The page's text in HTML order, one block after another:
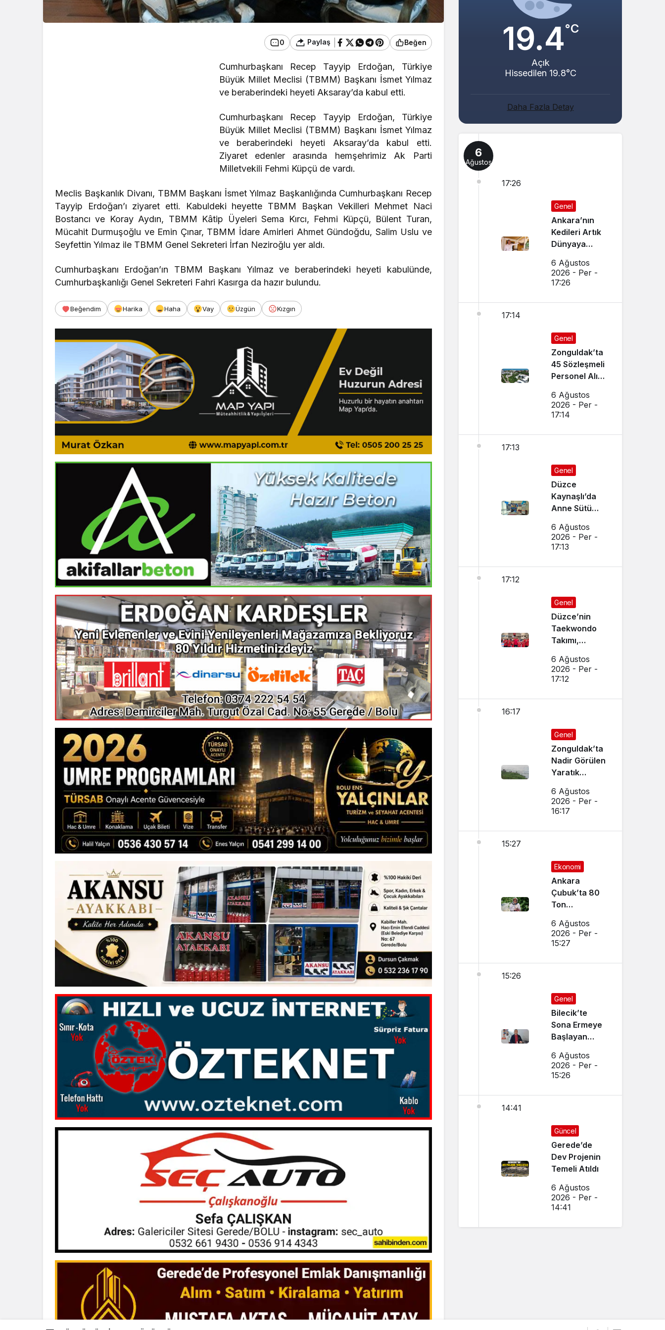
0 Paylaş Beğen
Cumhurbaşkanı Recep Tayyip Erdoğan, Türkiye
Büyük Millet Meclisi (TBMM) Başkanı İsmet Yılmaz
ve beraberindeki heyeti Aksaray’da kabul etti.
Cumhurbaşkanı Recep Tayyip Erdoğan, Türkiye
Büyük Millet Meclisi (TBMM) Başkanı İsmet Yılmaz
ve beraberindeki heyeti Aksaray’da kabul etti.
Ziyaret edenler arasında hemşehrimiz Ak Parti
Milletvekili Fehmi Küpçü de vardı.
Meclis Başkanlık Divanı, TBMM Başkanı İsmet Yılmaz Başkanlığında Cumhurbaşkanı Recep
Tayyip Erdoğan’ı ziyaret etti. Kabuldeki heyette TBMM Başkan Vekilleri Mehmet Naci
Bostancı ve Koray Aydın, TBMM Kâtip Üyeleri Sema Kırcı, Fehmi Küpçü, Bülent Turan,
Mücahit Durmuşoğlu ve Emin Çınar, TBMM İdare Amirleri Ahmet Gündoğdu, Salim Uslu ve
Seyfettin Yılmaz ile TBMM Genel Sekreteri İrfan Neziroğlu yer aldı.
Cumhurbaşkanı Erdoğan’ın TBMM Başkanı Yılmaz ve beraberindeki heyeti kabulünde,
Cumhurbaşkanlığı Genel Sekreteri Fahri Kasırga da hazır bulundu.
Beğendim Harika Haha Vay Üzgün Kızgın
19.4°C
Açık
Hissedilen 19.8°C
Daha Fazla Detay
6
Ağustos
17:26
Genel
Ankara’nın
Kedileri Artık
Dünyaya
Tanıtılıyor
6 Ağustos
2026 - Per -
17:26
17:14
Genel
Zonguldak’ta
45 Sözleşmeli
Personel Alımı
6 Ağustos
2026 - Per -
17:14
17:13
Genel
Düzce
Kaynaşlı’da
Anne Sütü
İçin Etkinlik
Düzenlendi
6 Ağustos
2026 - Per -
17:13
17:12
Genel
Düzce’nin
Taekwondo
Takımı,
Başarı
Sağladı
6 Ağustos
2026 - Per -
17:12
16:17
Genel
Zonguldak’ta
Nadir Görülen
Yaratık
6 Ağustos
2026 - Per -
16:17
15:27
Ekonomi
Ankara
Çubuk’ta 80
Ton
6 Ağustos
2026 - Per -
15:27
15:26
Genel
Bilecik’te
Sona Ermeye
Başlayan
Sürdürüyor
6 Ağustos
2026 - Per -
15:26
14:41
Güncel
Gerede’de
Dev Projenin
Temeli Atıldı
6 Ağustos
2026 - Per -
14:41